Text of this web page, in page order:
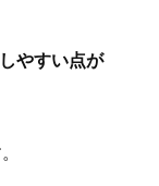
やすい点が